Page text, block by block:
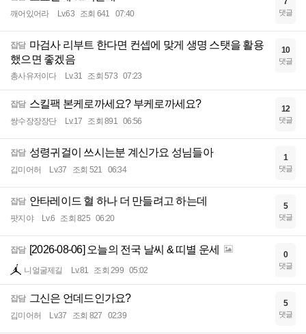
깨어있어라 Lv.63 조회 641 07:40 댓글
잡담 마검사 리부트 한다면 컨셉에 맞게 생명 스탯을 활용
했으면 좋겠음
총사유저이다 Lv.31 조회 573 07:23
10
댓글
잡담 스킬팩 본케로까세요? 부케로까세요?
쌍수장장장단 Lv.17 조회 891 06:56
12
댓글
잡담 성령귀걸이 쓰시는분 계신가요 성님들아
깁미어허 Lv.37 조회 521 06:34
1
댓글
잡담 안타레이드 혈 하나 더 만들려고 하는데
팟지야 Lv.6 조회 825 06:20
5
댓글
잡담 [2026-08-06] 오늘의 전국 날씨 & 띠별 운세
니얼굴제길 Lv.81 조회 299 05:02
0
댓글
잡담 그신은 언데드인가요?
깁미어허 Lv.37 조회 827 02:39
5
댓글